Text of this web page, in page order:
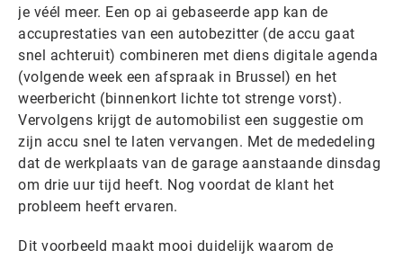
je véél meer. Een op ai gebaseerde app kan de
accuprestaties van een autobezitter (de accu gaat
snel achteruit) combineren met diens digitale agenda
(volgende week een afspraak in Brussel) en het
weerbericht (binnenkort lichte tot strenge vorst).
Vervolgens krijgt de automobilist een suggestie om
zijn accu snel te laten vervangen. Met de mededeling
dat de werkplaats van de garage aanstaande dinsdag
om drie uur tijd heeft. Nog voordat de klant het
probleem heeft ervaren.
Dit voorbeeld maakt mooi duidelijk waarom de